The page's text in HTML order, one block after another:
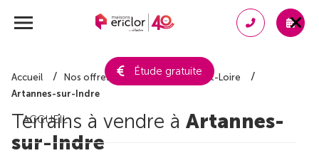
Étude gratuite
ACCUEIL
Accueil Nos offres de terrain
Indre-et-Loire
Artannes-sur-Indre
Terrains à vendre à Artannes-
sur-Indre